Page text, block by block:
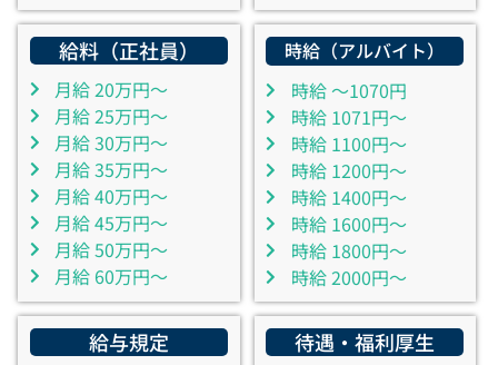
給料（正社員）
月給 20万円～
月給 25万円～
月給 30万円～
月給 35万円～
月給 40万円～
月給 45万円～
月給 50万円～
月給 60万円～
時給（アルバイト）
時給 ～1070円
時給 1071円～
時給 1100円～
時給 1200円～
時給 1400円～
時給 1600円～
時給 1800円～
時給 2000円～
給与規定 待遇・福利厚生